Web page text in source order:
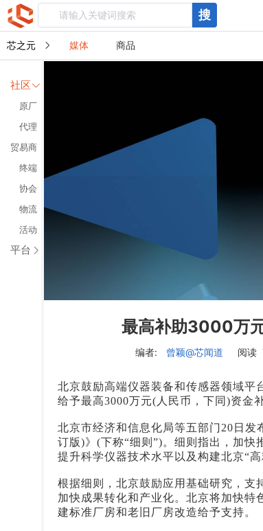
搜
芯之元 媒体 商品
社区
原厂
代理
贸易商
终端
协会
物流
活动
平台
最高补助3000万
编者: 曾颖@芯闻道 阅读
北京鼓励高端仪器装备和传感器领域平
给予最高3000万元(人民币，下同)资金补
北京市经济和信息化局等五部门20日
订版)》(下称“细则”)。细则指出，加快
提升科学仪器技术水平以及构建北京“
根据细则，北京鼓励应用基础研究，支
加快成果转化和产业化。北京将加快特
建标准厂房和老旧厂房改造给予支持。